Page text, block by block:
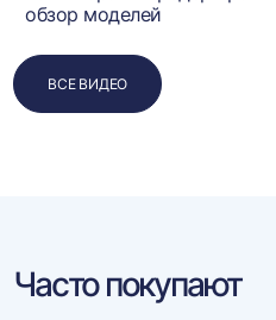
обзор моделей
ВСЕ ВИДЕО
Часто покупают